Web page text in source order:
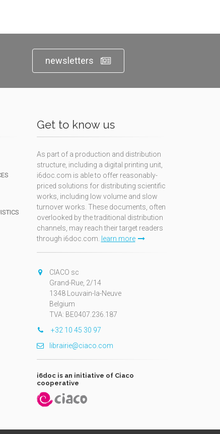
newsletters
Get to know us
As part of a production and distribution
structure, including a digital printing unit,
i6doc.com is able to offer reasonably-
priced solutions for distributing scientific
works, including low volume and slow
turnover works. These documents, often
overlooked by the traditional distribution
channels, may reach their target readers
through i6doc.com.
learn more
CIACO sc
Grand-Rue, 2/14
1348 Louvain-la-Neuve
Belgium
TVA: BE0407.236.187
+32 10 45 30 97
librairie@ciaco.com
i6doc is an initiative of Ciaco
cooperative